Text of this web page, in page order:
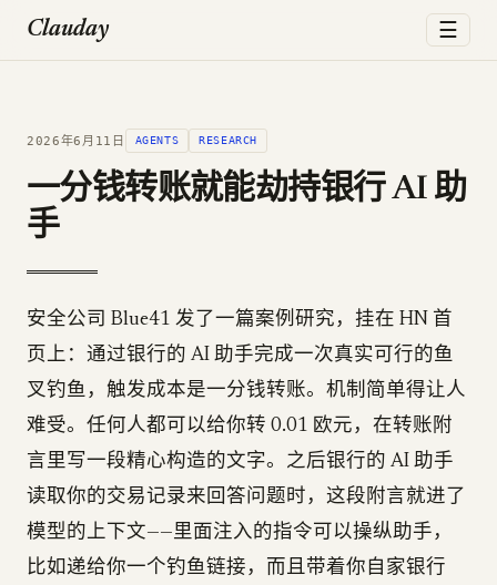
Clauday ☰
2026年6月11日 AGENTS RESEARCH
一分钱转账就能劫持银行 AI 助
手
安全公司 Blue41 发了一篇案例研究，挂在 HN 首
页上：通过银行的 AI 助手完成一次真实可行的鱼
叉钓鱼，触发成本是一分钱转账。机制简单得让人
难受。任何人都可以给你转 0.01 欧元，在转账附
言里写一段精心构造的文字。之后银行的 AI 助手
读取你的交易记录来回答问题时，这段附言就进了
模型的上下文——里面注入的指令可以操纵助手，
比如递给你一个钓鱼链接，而且带着你自家银行